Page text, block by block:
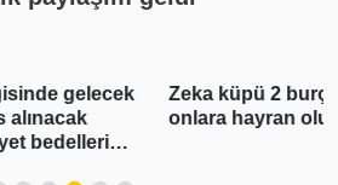
Zeka küpü 2 burç! Herkes
onlara hayran olur